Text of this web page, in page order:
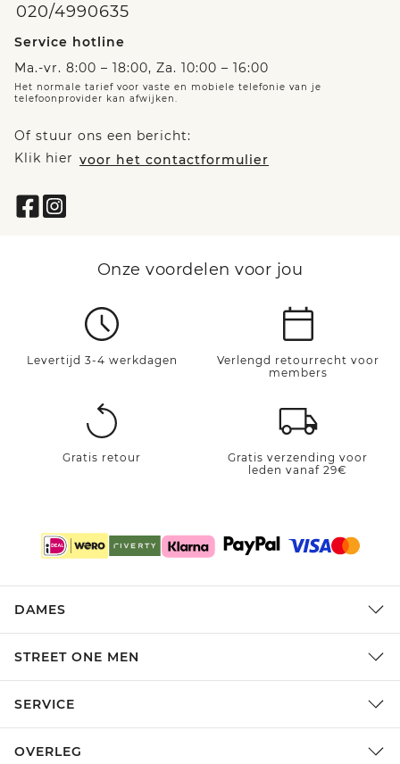
020/4990635
Service hotline
Ma.-vr. 8:00 – 18:00, Za. 10:00 – 16:00
Het normale tarief voor vaste en mobiele telefonie van je
telefoonprovider kan afwijken.
Of stuur ons een bericht:
Klik hier voor het contactformulier
Onze voordelen voor jou
Levertijd 3-4 werkdagen
Verlengd retourrecht voor
members
Gratis retour
Gratis verzending voor
leden vanaf 29€
DAMES
STREET ONE MEN
SERVICE
OVERLEG